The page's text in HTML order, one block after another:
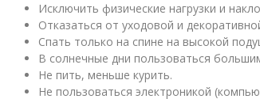
Исключить физические нагрузки и
Отказаться от уходовой и
Спать только на спине на высокой
В солнечные дни пользоваться
Не пить, меньше курить.
Не пользоваться электроникой